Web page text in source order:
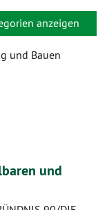
anzeigen
und Bauen
und